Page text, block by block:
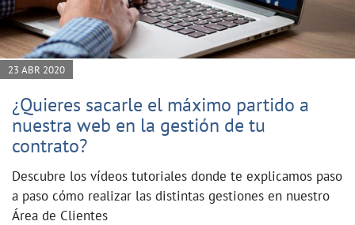
23 ABR 2020
¿Quieres sacarle el máximo partido a
nuestra web en la gestión de tu
contrato?
Descubre los vídeos tutoriales donde te explicamos paso
a paso cómo realizar las distintas gestiones en nuestro
Área de Clientes